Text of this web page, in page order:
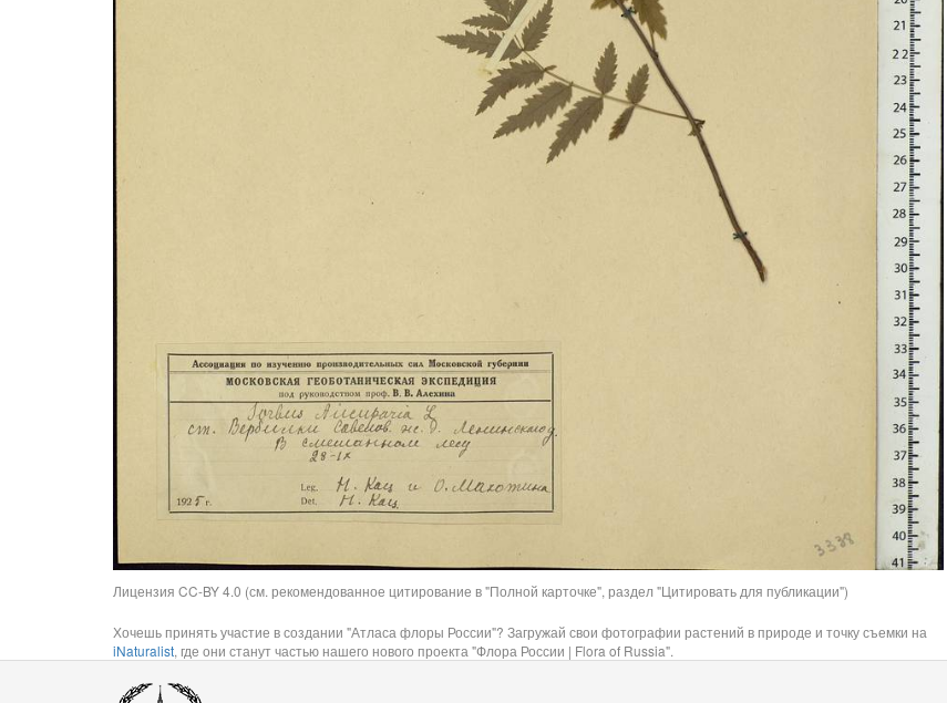
Лицензия CC-BY 4.0 (см. рекомендованное цитирование в "Полной карточке", раздел "Цитировать для публикации")
Хочешь принять участие в создании "Атласа флоры России"? Загружай свои фотографии растений в природе и точку съемки на
iNaturalist, где они станут частью нашего нового проекта "Флора России | Flora of Russia".